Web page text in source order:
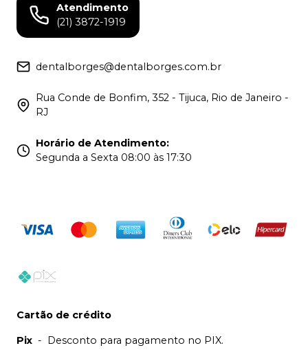
Atendimento
(21) 3872-1919
dentalborges@dentalborges.com.br
Rua Conde de Bonfim, 352 - Tijuca, Rio de Janeiro -
RJ
Horário de Atendimento:
Segunda a Sexta 08:00 às 17:30
Cartão de crédito
Pix - Desconto para pagamento no PIX.